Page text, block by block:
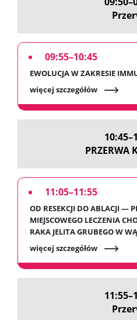
09:55–10:45
EWOLUCJA W ZAKRESIE
więcej szczegółów
PRZERWA
11:05–11:55
OD RESEKCJI DO ABLACJI —
MIEJSCOWEGO LECZENIA
RAKA JELITA GRUBEGO W
więcej szczegółów